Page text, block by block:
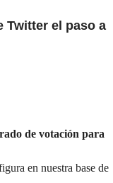
Twitter el paso a
de votación para
en nuestra base de